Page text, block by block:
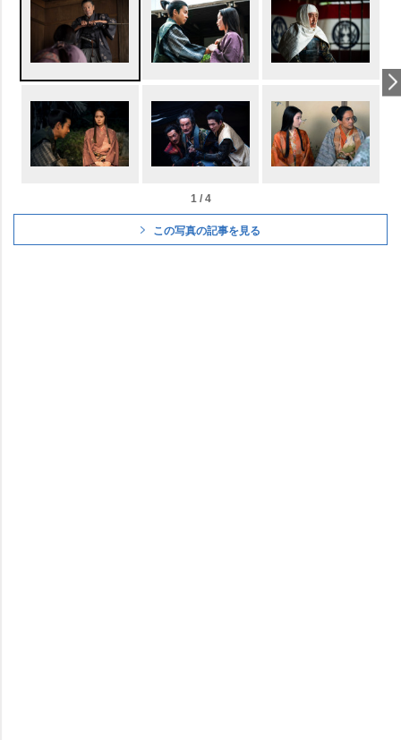
1 / 4
この写真の記事を見る